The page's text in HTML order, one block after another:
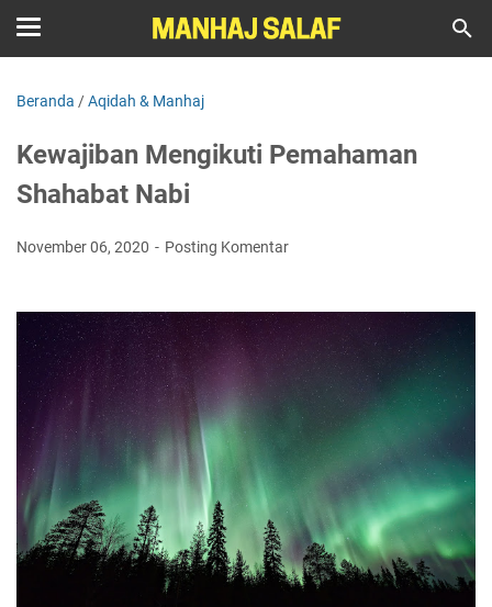
Beranda /Aqidah & Manhaj
Kewajiban Mengikuti Pemahaman
Shahabat Nabi
November 06, 2020 Posting Komentar